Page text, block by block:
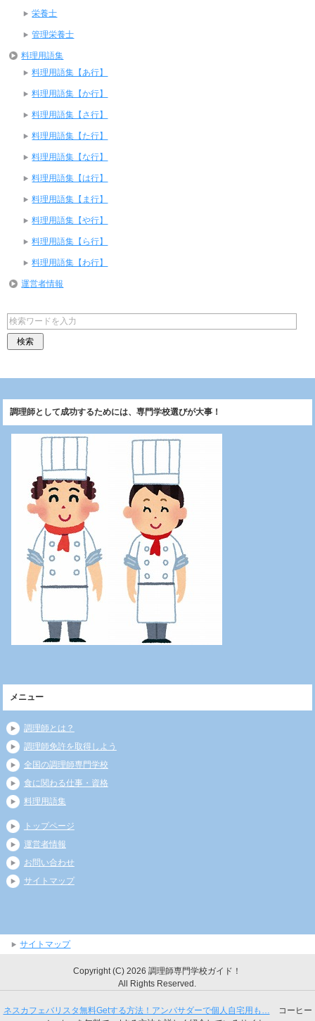
栄養士
管理栄養士
料理用語集
料理用語集【あ行】
料理用語集【か行】
料理用語集【さ行】
料理用語集【た行】
料理用語集【な行】
料理用語集【は行】
料理用語集【ま行】
料理用語集【や行】
料理用語集【ら行】
料理用語集【わ行】
運営者情報
調理師として成功するためには、専門学校選びが大事！
メニュー
調理師とは？
調理師免許を取得しよう
全国の調理師専門学校
食に関わる仕事・資格
料理用語集
トップページ
運営者情報
お問い合わせ
サイトマップ
サイトマップ
Copyright (C) 2026 調理師専門学校ガイド！
All Rights Reserved.
ネスカフェバリスタ無料Getする方法！アンバサダーで個人自宅用も…
コーヒー